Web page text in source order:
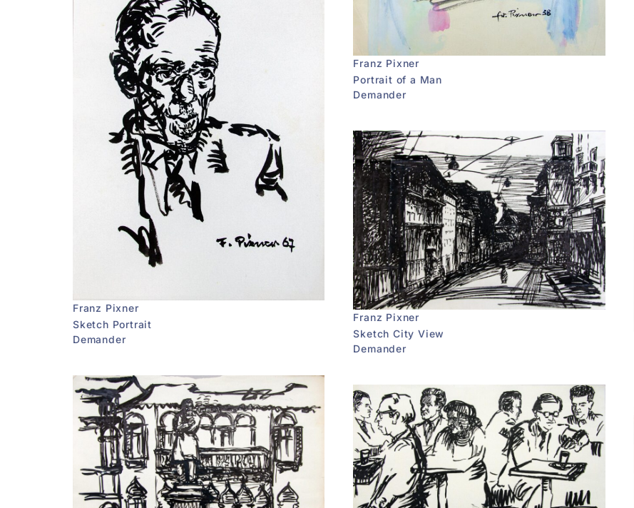
Franz Pixner
Sketch Portrait
Demander
Franz Pixner
Portrait of a Man
Demander
Franz Pixner
Sketch City View
Demander